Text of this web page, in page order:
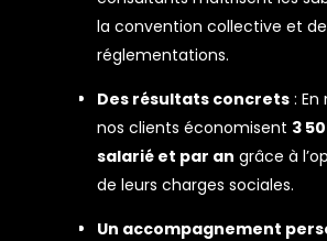
la convention collective et
réglementations.
Des résultats concrets :
nos clients économisent 3
salarié et par an grâce à
de leurs charges sociales.
Un accompagnement